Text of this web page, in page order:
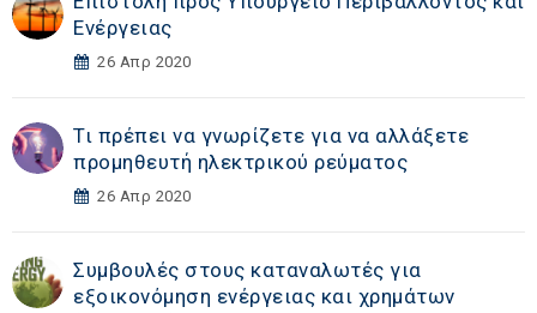
Ενέργειας
26 Απρ 2020
Τι πρέπει να γνωρίζετε για να αλλάξετε
προμηθευτή ηλεκτρικού ρεύματος
26 Απρ 2020
Συμβουλές στους καταναλωτές για
εξοικονόμηση ενέργειας και χρημάτων